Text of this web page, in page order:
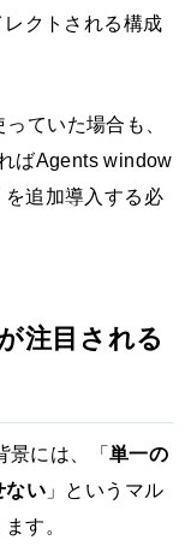
レクトされる構成
ていた場合も、
ばAgents window
追加導入する必
注目される
には、「 単一の
ない 」というマル
す。